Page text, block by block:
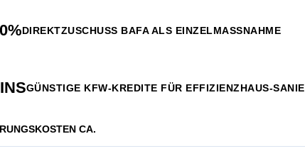
DIREKTZUSCHUSS BAFA ALS EINZELMASSNAHME
GÜNSTIGE KFW-KREDITE FÜR EFFIZIENZHAUS-
CA.